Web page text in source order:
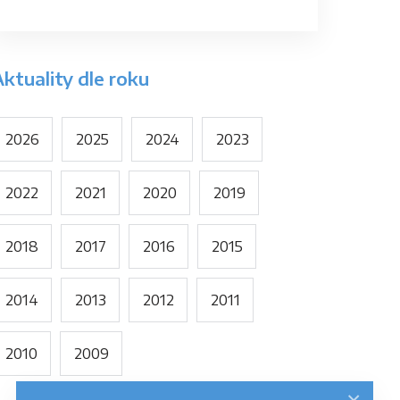
dle roku
2026 2025 2024 2023
2022 2021 2020 2019
2018 2017 2016 2015
2014 2013 2012 2011
2010 2009